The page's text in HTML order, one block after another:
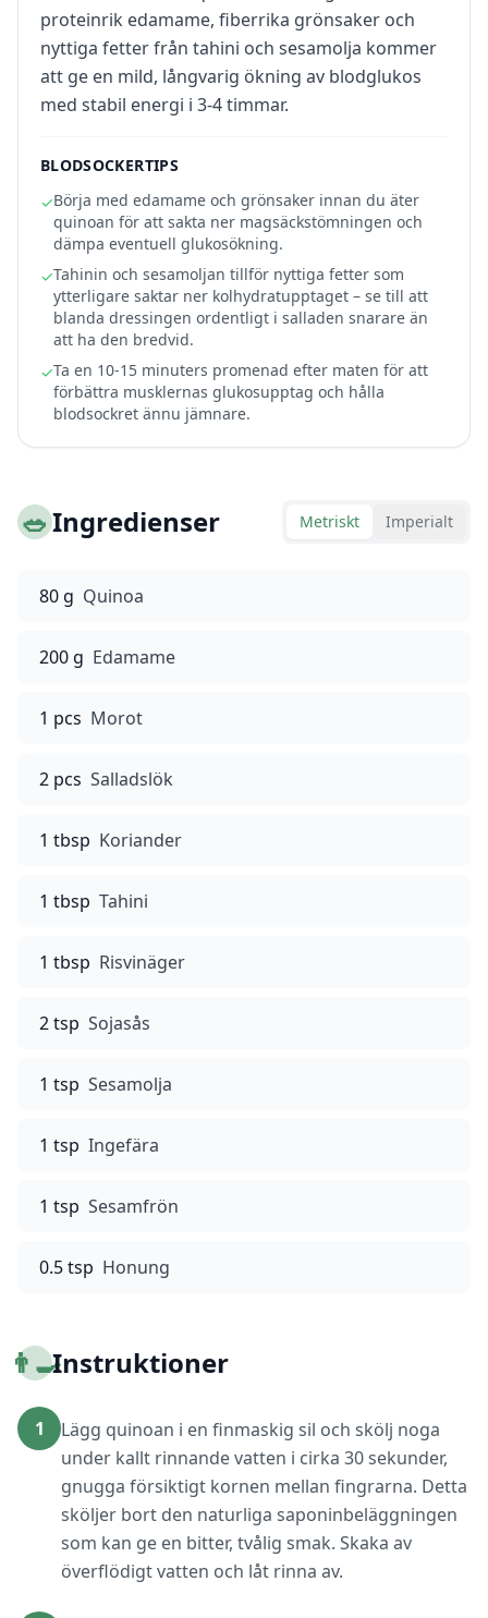
proteinrik edamame, fiberrika grönsaker och
nyttiga fetter från tahini och sesamolja kommer
att ge en mild, långvarig ökning av blodglukos
med stabil energi i 3-4 timmar.
BLODSOCKERTIPS
✓Börja med edamame och grönsaker innan du äter
quinoan för att sakta ner magsäckstömningen och
dämpa eventuell glukosökning.
✓Tahinin och sesamoljan tillför nyttiga fetter som
ytterligare saktar ner kolhydratupptaget – se till att
blanda dressingen ordentligt i salladen snarare än
att ha den bredvid.
✓Ta en 10-15 minuters promenad efter maten för att
förbättra musklernas glukosupptag och hålla
blodsockret ännu jämnare.
🥗Ingredienser Metriskt Imperialt
80 g Quinoa
200 g Edamame
1 pcs Morot
2 pcs Salladslök
1 tbsp Koriander
1 tbsp Tahini
1 tbsp Risvinäger
2 tsp Sojasås
1 tsp Sesamolja
1 tsp Ingefära
1 tsp Sesamfrön
0.5 tsp Honung
👨‍🍳Instruktioner
1
Lägg quinoan i en finmaskig sil och skölj noga
under kallt rinnande vatten i cirka 30 sekunder,
gnugga försiktigt kornen mellan fingrarna. Detta
sköljer bort den naturliga saponinbeläggningen
som kan ge en bitter, tvålig smak. Skaka av
överflödigt vatten och låt rinna av.